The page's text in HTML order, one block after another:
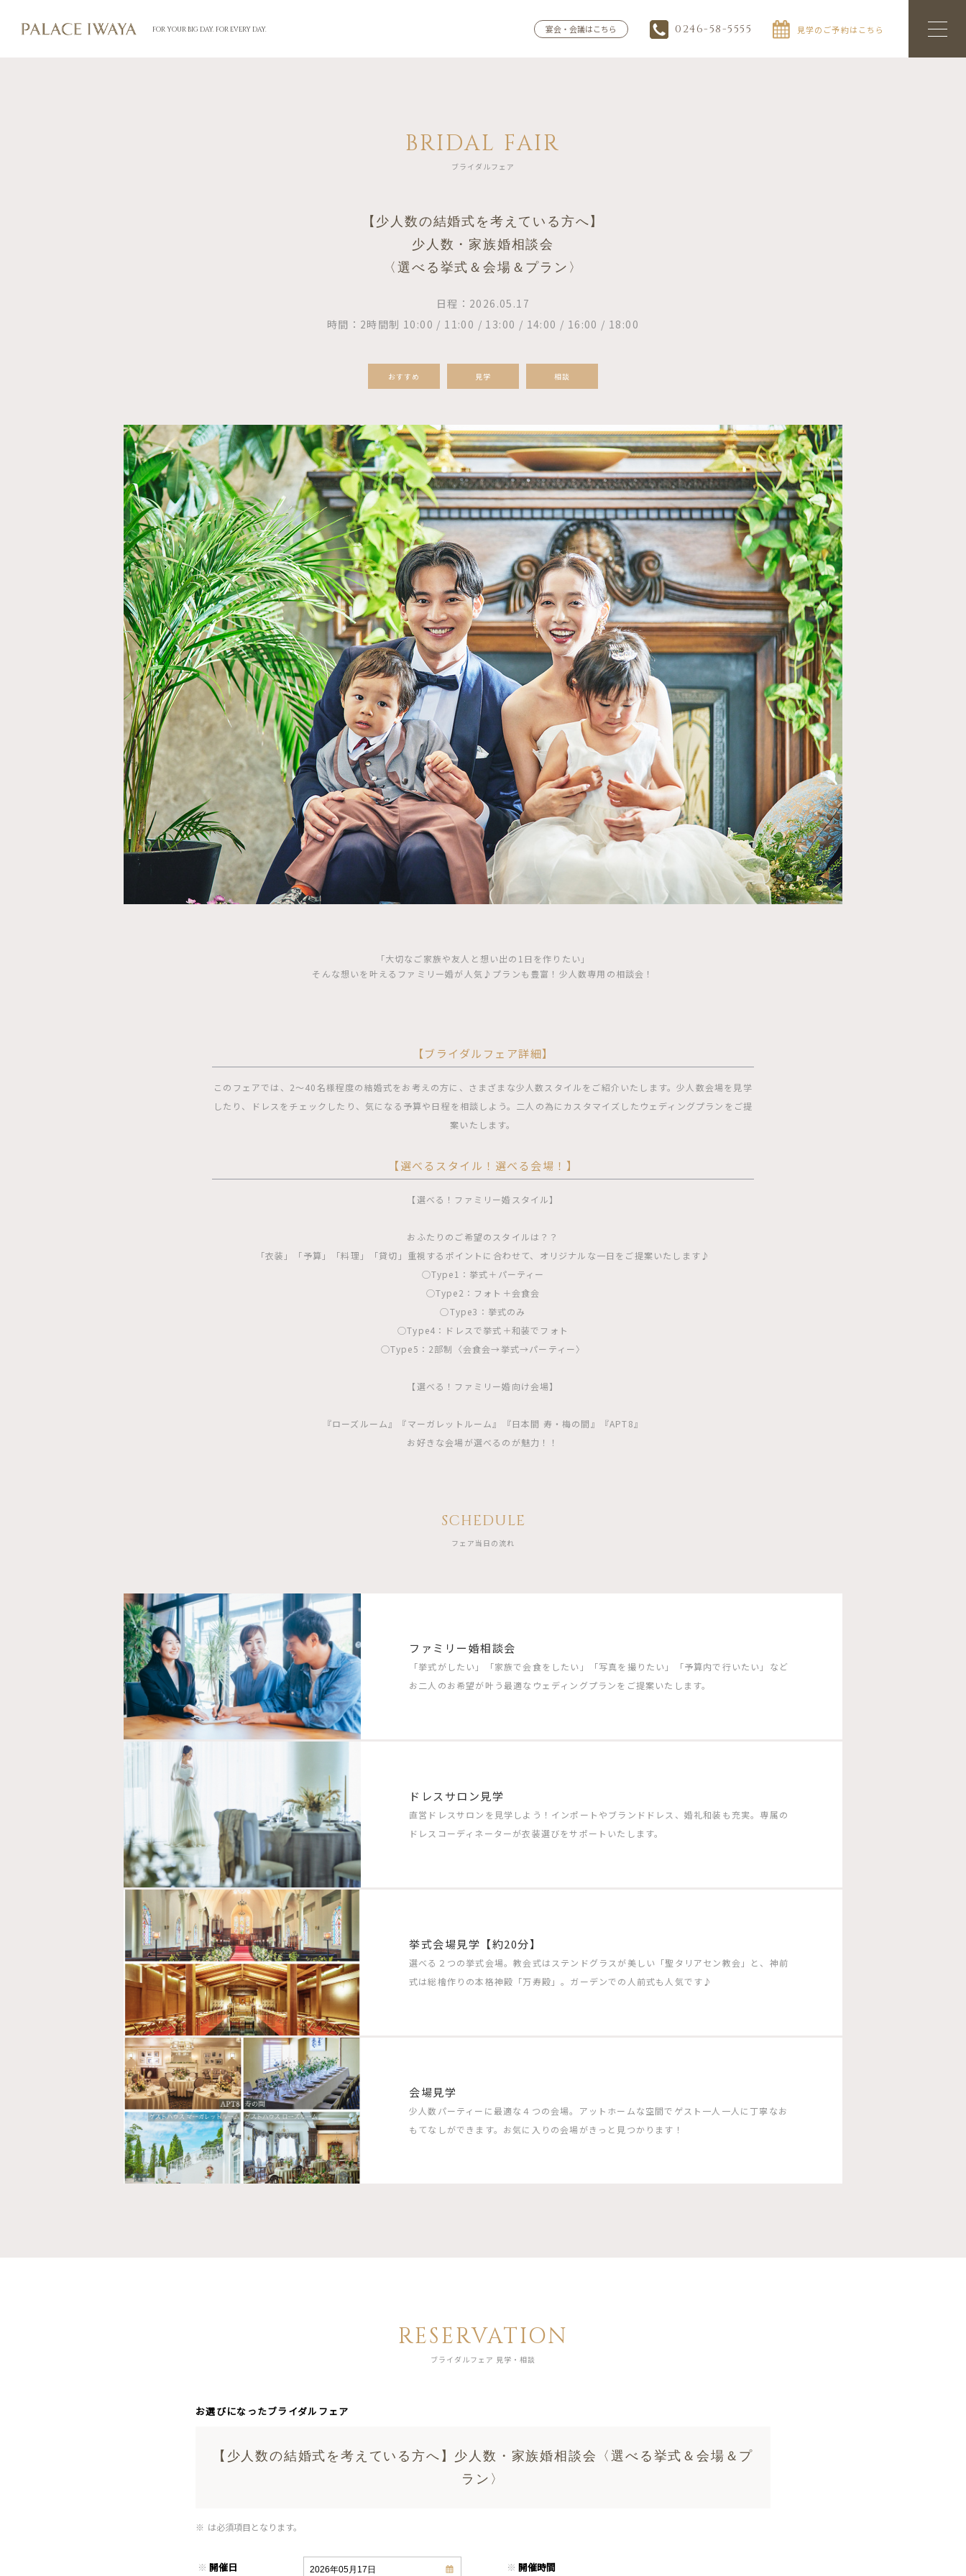
FOR YOUR BIG DAY. FOR EVERY DAY. 宴会・会議はこちら 0246-58-5555 見学のご予約はこちら
BRIDAL FAIR
ブライダルフェア
【少人数の結婚式を考えている方へ】
少人数・家族婚相談会
〈選べる挙式＆会場＆プラン〉
日程：2026.05.17
時間：2時間制 10:00 / 11:00 / 13:00 / 14:00 / 16:00 / 18:00
おすすめ 見学 相談
「大切なご家族や友人と想い出の1日を作りたい」
そんな想いを叶えるファミリー婚が人気♪プランも豊富！少人数専用の相談会！
【ブライダルフェア詳細】
このフェアでは、2〜40名様程度の結婚式をお考えの方に、さまざまな少人数スタイルをご紹介いたします。少人数会場を見学
したり、ドレスをチェックしたり、気になる予算や日程を相談しよう。二人の為にカスタマイズしたウェディングプランをご提
案いたします。
【選べるスタイル！選べる会場！】
【選べる！ファミリー婚スタイル】
おふたりのご希望のスタイルは？？
「衣装」「予算」「料理」「貸切」重視するポイントに合わせて、オリジナルな一日をご提案いたします♪
◯Type1：挙式＋パーティー
◯Type2：フォト＋会食会
◯Type3：挙式のみ
◯Type4：ドレスで挙式＋和装でフォト
◯Type5：2部制〈会食会→挙式→パーティー〉
【選べる！ファミリー婚向け会場】
『ローズルーム』『マーガレットルーム』『日本間 寿・梅の間』『APT8』
お好きな会場が選べるのが魅力！！
SCHEDULE
フェア当日の流れ
ファミリー婚相談会
「挙式がしたい」「家族で会食をしたい」「写真を撮りたい」「予算内で行いたい」など
お二人のお希望が叶う最適なウェディングプランをご提案いたします。
ドレスサロン見学
直営ドレスサロンを見学しよう！インポートやブランドドレス、婚礼和装も充実。専属の
ドレスコーディネーターが衣装選びをサポートいたします。
挙式会場見学【約20分】
選べる２つの挙式会場。教会式はステンドグラスが美しい「聖タリアセン教会」と、神前
式は総檜作りの本格神殿「万寿殿」。ガーデンでの人前式も人気です♪
会場見学
少人数パーティーに最適な４つの会場。アットホームな空間でゲスト一人一人に丁寧なお
もてなしができます。お気に入りの会場がきっと見つかります！
RESERVATION
ブライダルフェア 見学・相談
お選びになったブライダルフェア
【少人数の結婚式を考えている方へ】少人数・家族婚相談会〈選べる挙式＆会場＆プ
ラン〉
※ は必須項目となります。
※ 開催日 ※ 開催時間